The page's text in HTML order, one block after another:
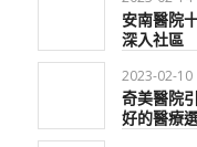
安南醫院
深入社區
2023-02-10
奇美醫院
好的醫療